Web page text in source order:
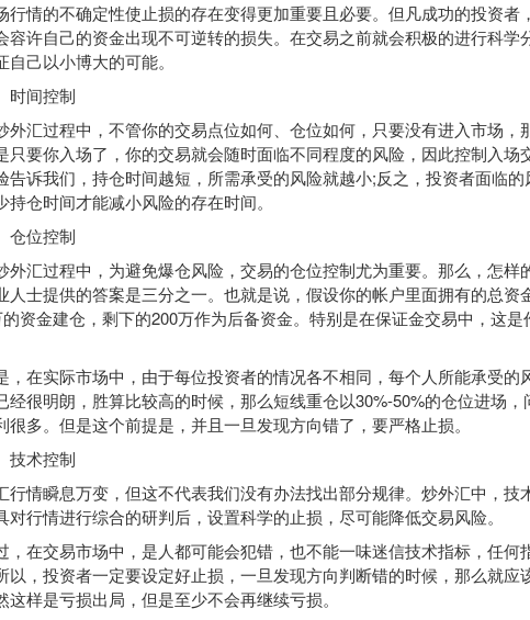
情的不确定性使止损的存在变得更加重要且必要。但凡成功的投资者
容许自己的资金出现不可逆转的损失。在交易之前就会积极的进行科学
自己以小博大的可能。
间控制
汇过程中，不管你的交易点位如何、仓位如何，只要没有进入市场，
只要你入场了，你的交易就会随时面临不同程度的风险，因此控制入场
告诉我们，持仓时间越短，所需承受的风险就越小;反之，投资者面临的
持仓时间才能减小风险的存在时间。
位控制
汇过程中，为避免爆仓风险，交易的仓位控制尤为重要。那么，怎样
人士提供的答案是三分之一。也就是说，假设你的帐户里面拥有的总资
的资金建仓，剩下的200万作为后备资金。特别是在保证金交易中，这
在实际市场中，由于每位投资者的情况各不相同，每个人所能承受的
经很明朗，胜算比较高的时候，那么短线重仓以30%-50%的仓位进场
很多。但是这个前提是，并且一旦发现方向错了，要严格止损。
术控制
情瞬息万变，但这不代表我们没有办法找出部分规律。炒外汇中，技
对行情进行综合的研判后，设置科学的止损，尽可能降低交易风险。
在交易市场中，是人都可能会犯错，也不能一味迷信技术指标 ，任何
以，投资者一定要设定好止损，一旦发现方向判断错的时候，那么就应
这样是亏损出局，但是至少不会再继续亏损。